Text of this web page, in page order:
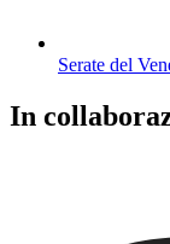
Serate del
In